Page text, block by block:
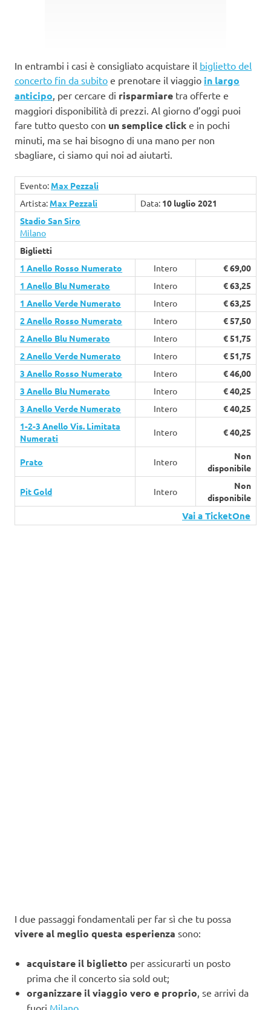
In entrambi i casi è consigliato acquistare il biglietto del
concerto fin da subito e prenotare il viaggio in largo
anticipo, per cercare di risparmiare tra offerte e
maggiori disponibilità di prezzi. Al giorno d’oggi puoi
fare tutto questo con un semplice click e in pochi
minuti, ma se hai bisogno di una mano per non
sbagliare, ci siamo qui noi ad aiutarti.
Evento: Max Pezzali
Artista: Max Pezzali Data: 10 luglio 2021
Stadio San Siro
Milano
Biglietti
1 Anello Rosso Numerato
Intero
€ 69,00
1 Anello Blu Numerato
Intero
€ 63,25
1 Anello Verde Numerato
Intero
€ 63,25
2 Anello Rosso Numerato
Intero
€ 57,50
2 Anello Blu Numerato
Intero
€ 51,75
2 Anello Verde Numerato
Intero
€ 51,75
3 Anello Rosso Numerato
Intero
€ 46,00
3 Anello Blu Numerato
Intero
€ 40,25
3 Anello Verde Numerato
Intero
€ 40,25
1-2-3 Anello Vis. Limitata
Numerati
Intero € 40,25
Prato Intero
Non
disponibile
Pit Gold Intero
Non
disponibile
Vai a TicketOne
I due passaggi fondamentali per far sì che tu possa
vivere al meglio questa esperienza sono:
acquistare il biglietto per assicurarti un posto
prima che il concerto sia sold out;
organizzare il viaggio vero e proprio , se arrivi da
fuori Milano